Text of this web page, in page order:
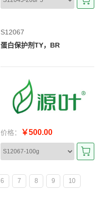
S12067
蛋白保护剂TY，BR
价格： ￥500.00
6 7 8 9 10